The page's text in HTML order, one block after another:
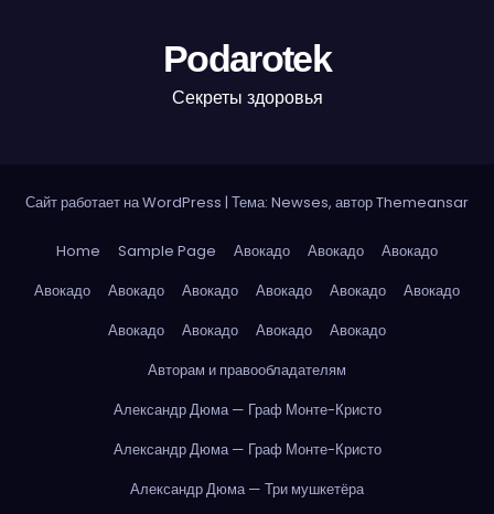
Podarotek
Секреты здоровья
Сайт работает на WordPress | Тема: Newses, авторThemeansar
Home Sample Page Авокадо Авокадо
Авокадо
Авокадо
Авокадо Авокадо Авокадо Авокадо
Авокадо
Авокадо
Авокадо Авокадо
Авокадо
Авторам и правообладателям
Александр Дюма — Граф Монте-Кристо
Александр Дюма — Граф Монте-Кристо
Александр Дюма — Три мушкетёра